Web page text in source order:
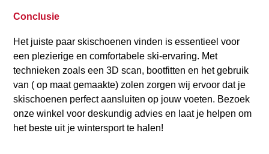
Conclusie
Het juiste paar skischoenen vinden is essentieel voor
een plezierige en comfortabele ski-ervaring. Met
technieken zoals een 3D scan, bootfitten en het gebruik
van ( op maat gemaakte) zolen zorgen wij ervoor dat je
skischoenen perfect aansluiten op jouw voeten. Bezoek
onze winkel voor deskundig advies en laat je helpen om
het beste uit je wintersport te halen!